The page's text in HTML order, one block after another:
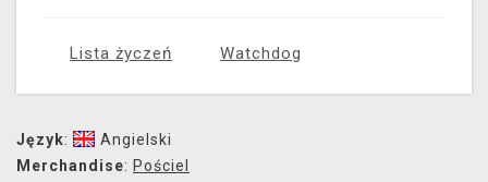
Lista życzeń Watchdog
Język:
Angielski
Merchandise: Pościel